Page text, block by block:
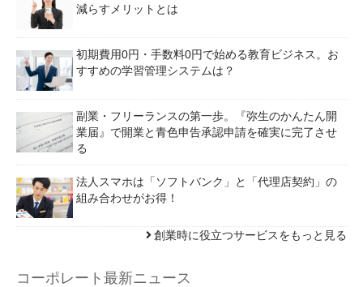
減らすメリットとは
初期費用0円・手数料0円で始める教育ビジネス。お
すすめの学習管理システムは？
副業・フリーランスの第一歩。『弥生のかんたん開
業届』で開業と青色申告承認申請を確実に完了させ
る
法人スマホは「ソフトバンク」と「代理店契約」の
組み合わせがお得！
創業時に役立つサービスをもっと見る
コーポレート最新ニュース